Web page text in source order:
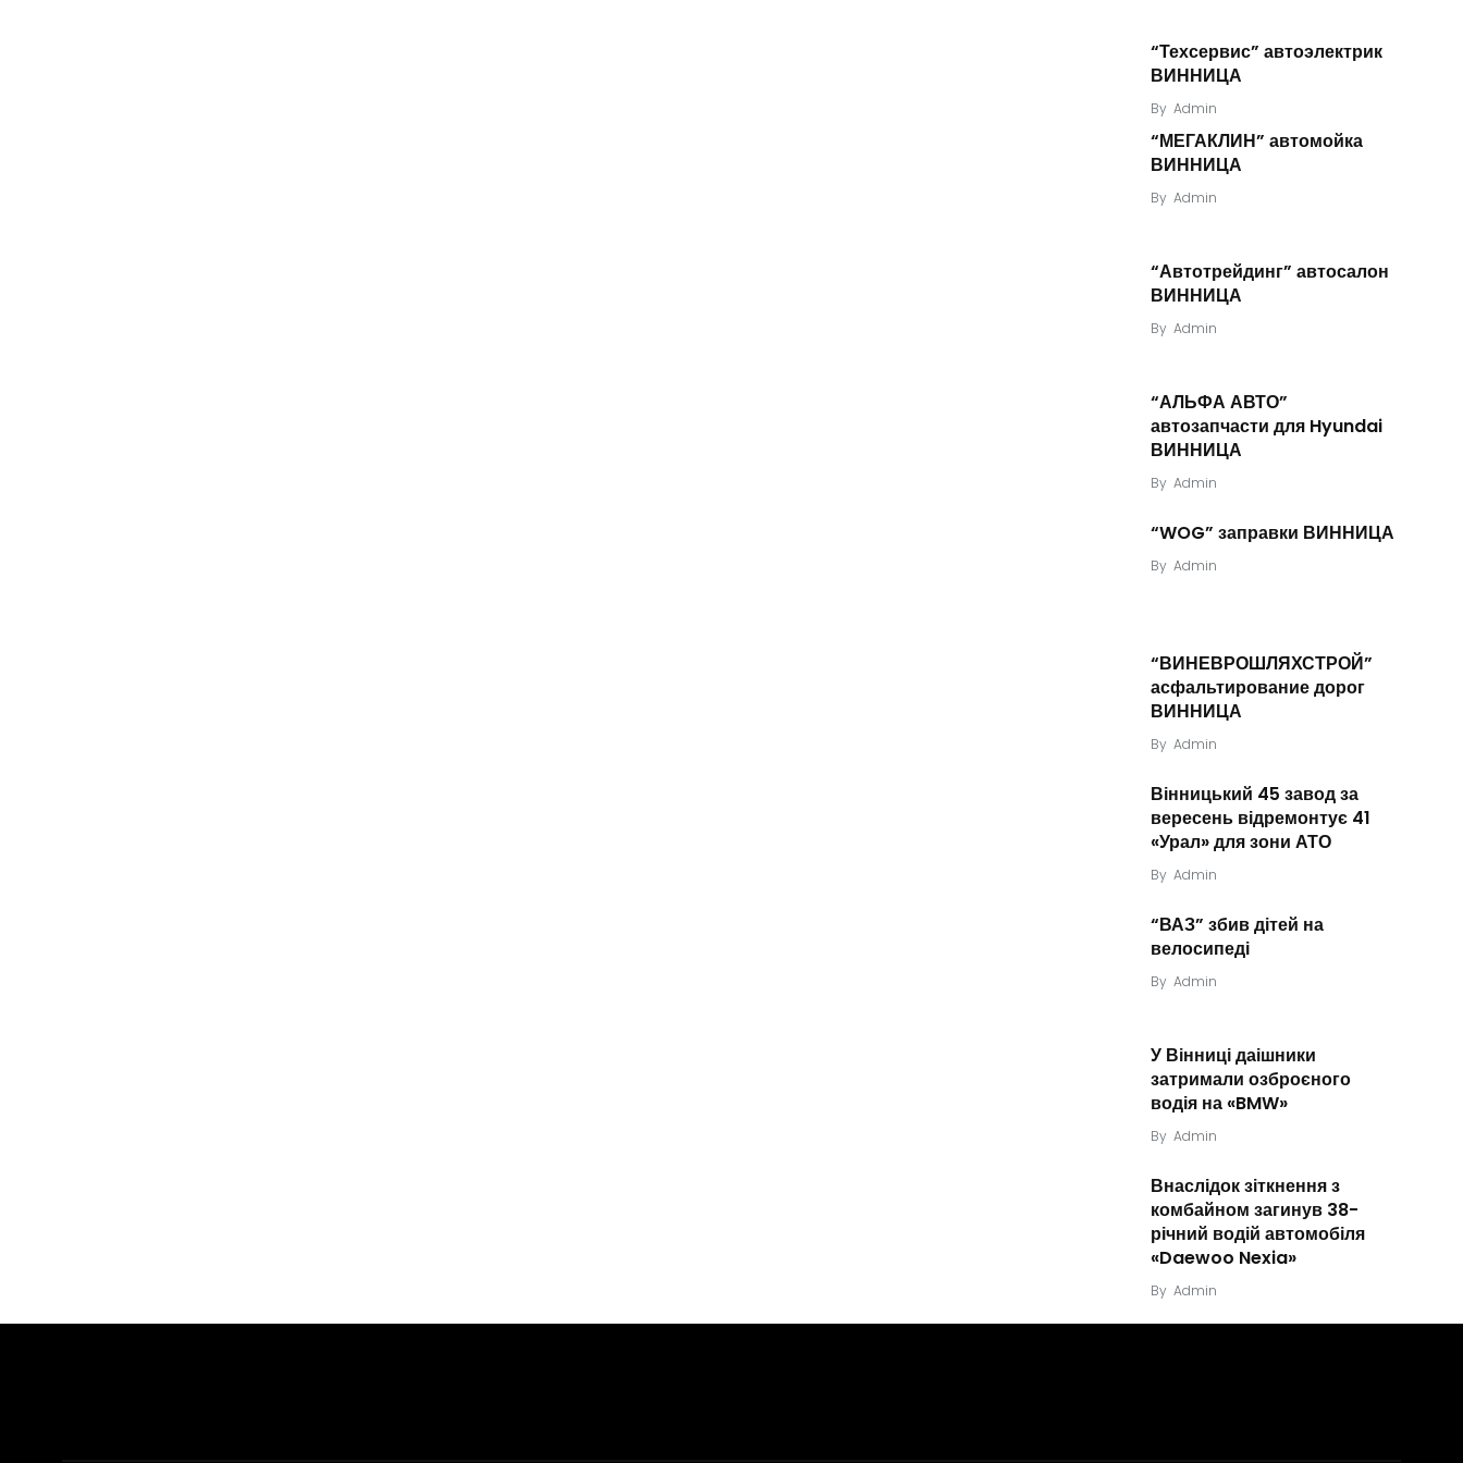
“Техсервис” автоэлектрик
ВИННИЦА
By Admin
“МЕГАКЛИН” автомойка
ВИННИЦА
By Admin
“Автотрейдинг” автосалон
ВИННИЦА
By Admin
“АЛЬФА АВТО”
автозапчасти для Hyundai
ВИННИЦА
By Admin
“WOG” заправки ВИННИЦА
By Admin
“ВИНЕВРОШЛЯХСТРОЙ”
асфальтирование дорог
ВИННИЦА
By Admin
Вінницький 45 завод за
вересень відремонтує 41
«Урал» для зони АТО
By Admin
“ВАЗ” збив дітей на
велосипеді
By Admin
У Вінниці даішники
затримали озброєного
водія на «BMW»
By Admin
Внаслідок зіткнення з
комбайном загинув 38-
річний водій автомобіля
«Daewoo Nexia»
By Admin